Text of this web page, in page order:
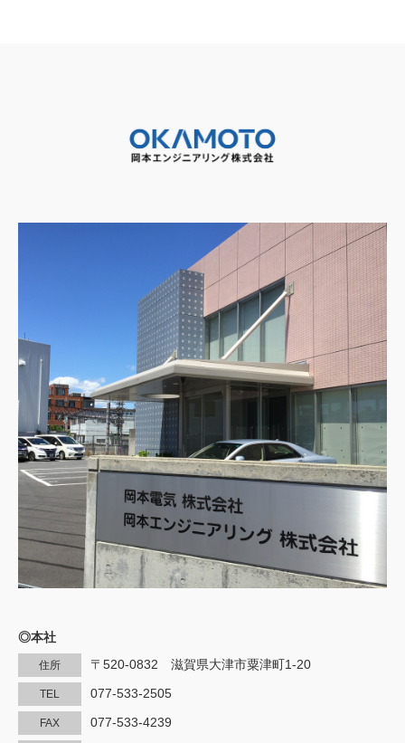
◎本社
住所 〒520-0832 滋賀県大津市粟津町1-20
TEL 077-533-2505
FAX 077-533-4239